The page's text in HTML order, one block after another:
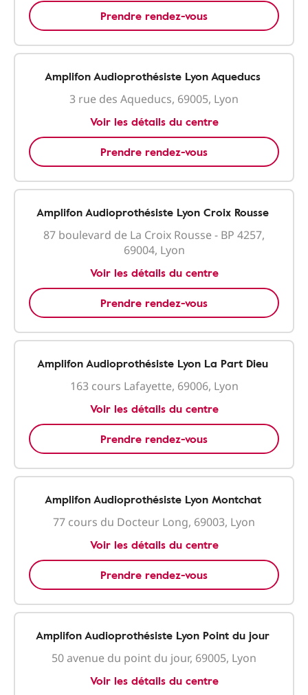
Prendre rendez-vous
Amplifon Audioprothésiste Lyon Aqueducs
3 rue des Aqueducs, 69005, Lyon
Voir les détails du centre
Prendre rendez-vous
Amplifon Audioprothésiste Lyon Croix Rousse
87 boulevard de La Croix Rousse - BP 4257,
69004, Lyon
Voir les détails du centre
Prendre rendez-vous
Amplifon Audioprothésiste Lyon La Part Dieu
163 cours Lafayette, 69006, Lyon
Voir les détails du centre
Prendre rendez-vous
Amplifon Audioprothésiste Lyon Montchat
77 cours du Docteur Long, 69003, Lyon
Voir les détails du centre
Prendre rendez-vous
Amplifon Audioprothésiste Lyon Point du jour
50 avenue du point du jour, 69005, Lyon
Voir les détails du centre